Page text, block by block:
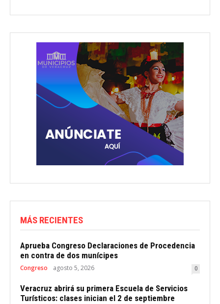
MÁS RECIENTES
Aprueba Congreso Declaraciones de Procedencia
en contra de dos munícipes
Congreso agosto 5, 2026 0
Veracruz abrirá su primera Escuela de Servicios
Turísticos: clases inician el 2 de septiembre